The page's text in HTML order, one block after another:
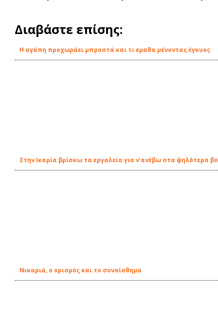
Διαβάστε επίσης:
Η αγάπη προχωράει μπροστά και τι εμαθα μένοντας έγκυος
Στην Ικαρία βρίσκω τα εργαλεία για ν’ανέβω στα ψηλότερα
Νικαριά, ο ορισμός και το συναίσθημα